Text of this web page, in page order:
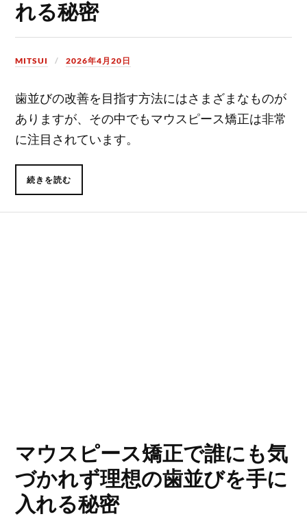
れる秘密
MITSUI 2026年4月20日
歯並びの改善を目指す方法にはさまざまなものが
ありますが、その中でもマウスピース矯正は非常
に注目されています。
続きを読む
マウスピース矯正で誰にも気
づかれず理想の歯並びを手に
入れる秘密